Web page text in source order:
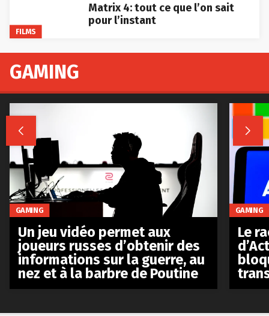
FILMS
Matrix 4: tout ce que l’on sait
pour l’instant
GAMING
 
GAMING
Un jeu vidéo permet aux
joueurs russes d’obtenir des
informations sur la guerre, au
nez et à la barbre de Poutine
GAMING
Le